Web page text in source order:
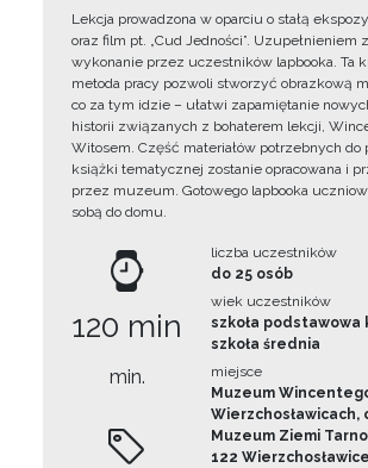
Lekcja prowadzona w oparciu o stałą
oraz film pt. „Cud Jedności”. Uzupełnieniem
wykonanie przez uczestników lapbooka. Ta
metoda pracy pozwoli stworzyć obrazkową
co za tym idzie – ułatwi zapamiętanie
historii związanych z bohaterem lekcji,
Witosem. Część materiałów potrzebnych do
książki tematycznej zostanie opracowana i
przez muzeum. Gotowego lapbooka
sobą do domu.
120 min
min.
liczba uczestników
do 25 osób
wiek uczestników
szkoła podstawowa
szkoła średnia
miejsce
Muzeum
Wierzchosławicach,
Muzeum Ziemi
122